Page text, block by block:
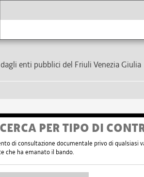
enti pubblici del Friuli Venezia Giulia
PER TIPO DI
di consultazione documentale privo di qualsiasi
che ha emanato il bando.